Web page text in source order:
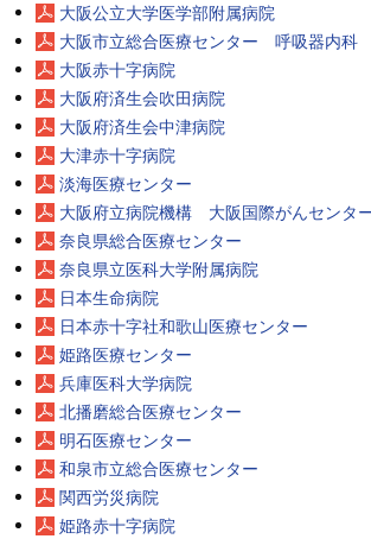
大阪公立大学医学部附属病院
大阪市立総合医療センター 呼吸器内科
大阪赤十字病院
大阪府済生会吹田病院
大阪府済生会中津病院
大津赤十字病院
淡海医療センター
大阪府立病院機構 大阪国際がんセンタ
奈良県総合医療センター
奈良県立医科大学附属病院
日本生命病院
日本赤十字社和歌山医療センター
姫路医療センター
兵庫医科大学病院
北播磨総合医療センター
明石医療センター
和泉市立総合医療センター
関西労災病院
姫路赤十字病院